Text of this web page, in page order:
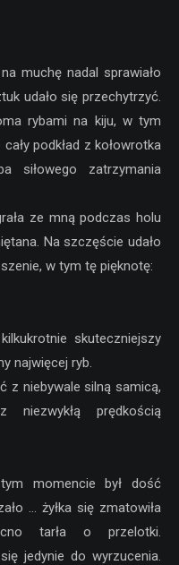
muchę nadal sprawiało
udało się przechytrzyć.
rybami na kiju, w tym
podkład z kołowrotka
siłowego zatrzymania
ze mną podczas holu
Na szczęście udało
w tym tę pięknotę:
skuteczniejszy
najwięcej ryb.
z niebywale silną samicą,
niezwykłą prędkością
momencie był dość
… żyłka się zmatowiła
tarła o przelotki.
jedynie do wyrzucenia.